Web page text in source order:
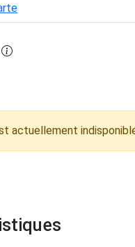
actuellement